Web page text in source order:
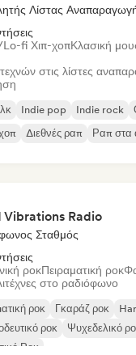
Λίστας
fi Χιπ-χοπΚλασική
στις λίστες
Indie pop Indie rock
Διεθνές ραπ Ραπ στα
Vibrations Radio
Σταθμός
ροκΠειραματική ροκ
στο ραδιόφωνο
ροκ Γκαράζ ροκ
ροκ
Ψυχεδελικό
Ροκ